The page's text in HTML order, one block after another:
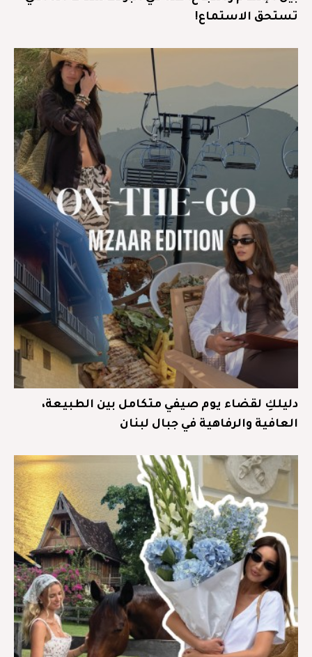
تستحق الاستماع!
دليلكِ لقضاء يوم صيفي متكامل بين الطبيعة،
العافية والرفاهية في جبال لبنان